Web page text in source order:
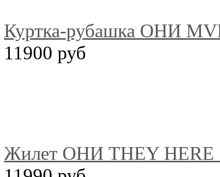
Куртка-рубашка ОНИ
11900 руб
Жилет ОНИ THEY HERE